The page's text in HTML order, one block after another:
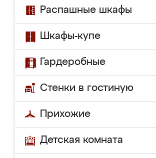
Распашные шкафы
Шкафы-купе
Гардеробные
Стенки в гостиную
Прихожие
Детская комната